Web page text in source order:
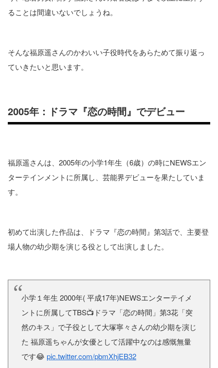
ることは間違いないでしょうね。
そんな福原遥さんのかわいい子役時代をあらためて振り返っ
ていきたいと思います。
2005年：ドラマ『恋の時間』でデビュー
福原遥さんは、2005年の小学1年生（6歳）の時にNEWSエン
ターテインメントに所属し、芸能界デビューを果たしていま
す。
初めて出演した作品は、ドラマ『恋の時間』第3話で、主要登
場人物の幼少期を演じる役として出演しました。
小学１年生 2000年( 平成17年)NEWSエンターテイメ
ントに所属してTBS📺️ドラマ「恋の時間」第3花「突
然のキス」で子役として大塚寧々さんの幼少期を演じ
た 福原遥ちゃんが女優として活躍中なのは感慨無量
です😂 pic.twitter.com/pbmXhjEB32